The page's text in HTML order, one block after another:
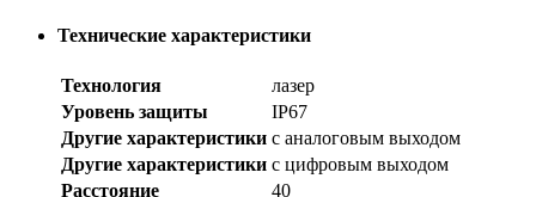
Технические характеристики
Технология
лазер
Уровень защиты
IP67
Другие характеристики с аналоговым выходом
Другие характеристики с цифровым выходом
Расстояние
40